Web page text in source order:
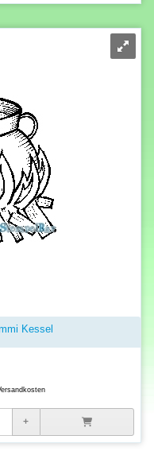
Kessel